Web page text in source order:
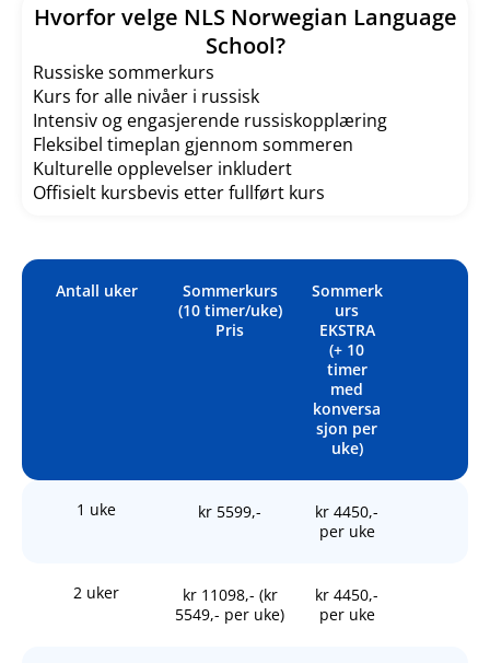
Hvorfor velge NLS Norwegian Language
School?
Russiske sommerkurs
Kurs for alle nivåer i russisk
Intensiv og engasjerende russiskopplæring
Fleksibel timeplan gjennom sommeren
Kulturelle opplevelser inkludert
Offisielt kursbevis etter fullført kurs
Antall uker
Sommerkurs
(10 timer/uke)
Pris
Sommerk
urs
EKSTRA
(+ 10
timer
med
konversa
sjon per
uke)
1 uke kr 5599,-
kr 4450,-
per uke
2 uker
kr 11098,- (kr
5549,- per uke)
kr 4450,-
per uke